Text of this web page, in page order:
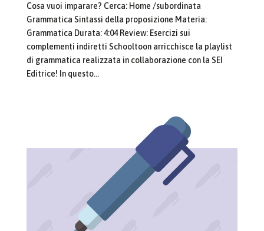
Cosa vuoi imparare? Cerca: Home /subordinata
Grammatica Sintassi della proposizione Materia:
Grammatica Durata: 4:04 Review: Esercizi sui
complementi indiretti Schooltoon arricchisce la playlist
di grammatica realizzata in collaborazione con la SEI
Editrice! In questo...